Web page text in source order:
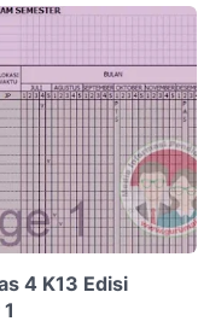
4 K13 Edisi